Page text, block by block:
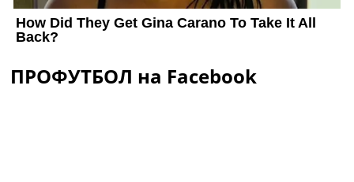
ПРОФУТБОЛ на Facebook